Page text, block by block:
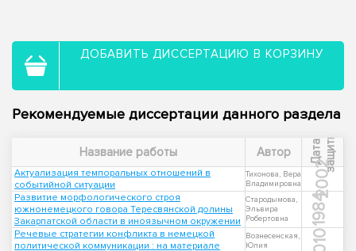
ДОБАВИТЬ ДИССЕРТАЦИЮ В КОРЗИНУ
Рекомендуемые диссертации данного раздела
Название работы Автор Д
а
т
а
з
а
щ
и
ты
Актуализация темпоральных отношений в
событийной ситуации
Тихонова, Вера
Владимировна
2002
Развитие морфологического строя
южнонемецкого говора Тересвянской долины
Закарпатской области в иноязычном окружении
Стародымова,
Эльвира
Робертовна
1984
Речевые стратегии конфликта в немецкой
политической коммуникации : на материале
Вознесенская,
Юлия